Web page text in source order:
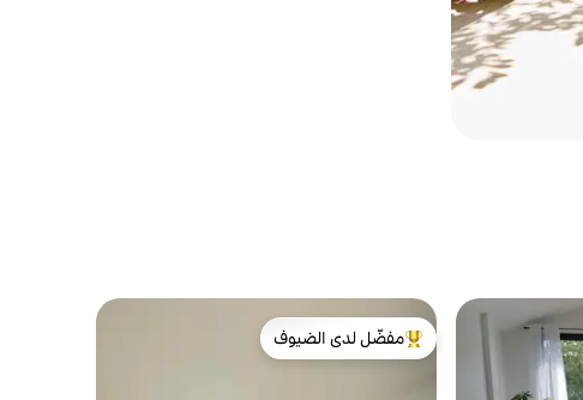
من أبرز البيوت المفضّلة لدى الضيوف
مفضّل لدى الضيوف